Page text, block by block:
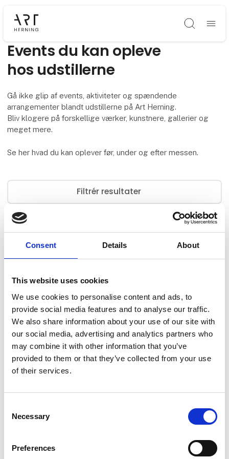
Consent Details About
This website uses cookies
We use cookies to personalise content and ads, to
provide social media features and to analyse our traffic.
We also share information about your use of our site with
our social media, advertising and analytics partners who
may combine it with other information that you’ve
provided to them or that they’ve collected from your use
of their services.
Selection
Necessary
Preferences
Søg
Events du kan opleve
hos udstillerne
Gå ikke glip af events, aktiviteter og spændende
arrangementer blandt udstillerne på Art Herning.
Bliv klogere på forskellige værker, kunstnere, gallerier og
meget mere.
Se her hvad du kan oplever før, under og efter messen.
Filtrér resultater
0events og webinarer
Ingen resultater fundet.